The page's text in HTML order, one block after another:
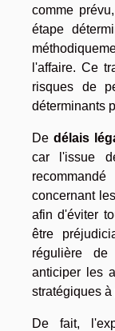
comme
étape
l'affaire. Ce
risques de
déterminants
De délais
car l'issue
concernant
afin d'éviter
être
régulière
anticiper les
stratégiques à
De fait,